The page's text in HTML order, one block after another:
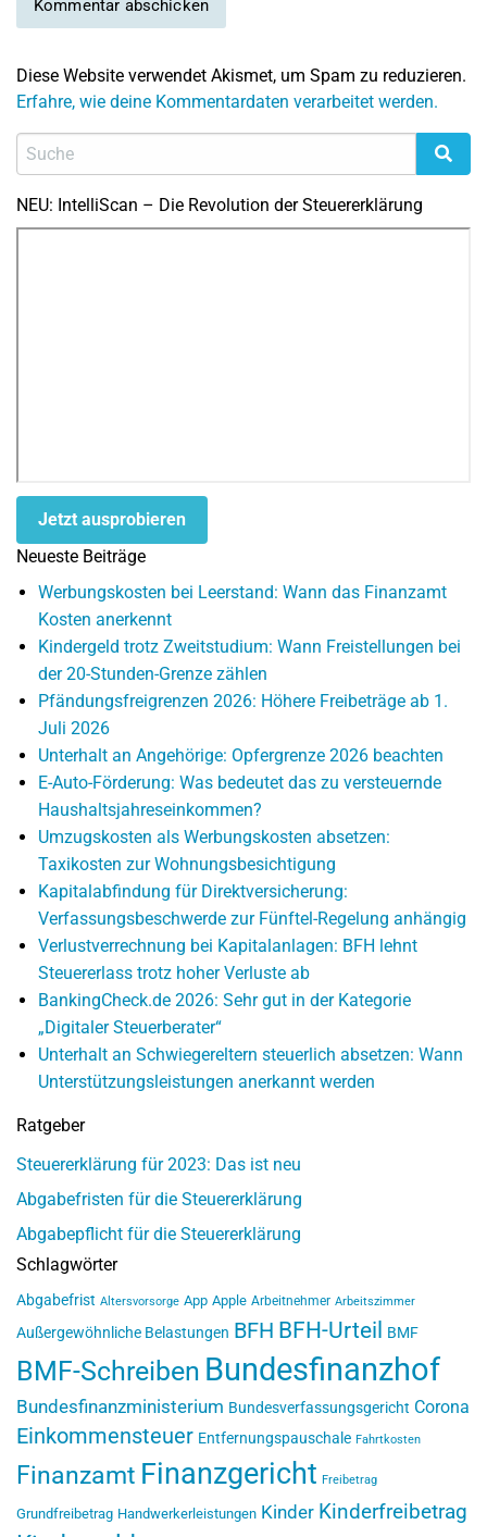
Diese Website verwendet Akismet, um Spam zu reduzieren.
Erfahre, wie deine Kommentardaten verarbeitet werden.
NEU: IntelliScan – Die Revolution der Steuererklärung
Jetzt ausprobieren
Neueste Beiträge
Werbungskosten bei Leerstand: Wann das Finanzamt
Kosten anerkennt
Kindergeld trotz Zweitstudium: Wann Freistellungen bei
der 20-Stunden-Grenze zählen
Pfändungsfreigrenzen 2026: Höhere Freibeträge ab 1.
Juli 2026
Unterhalt an Angehörige: Opfergrenze 2026 beachten
E-Auto-Förderung: Was bedeutet das zu versteuernde
Haushaltsjahreseinkommen?
Umzugskosten als Werbungskosten absetzen:
Taxikosten zur Wohnungsbesichtigung
Kapitalabfindung für Direktversicherung:
Verfassungsbeschwerde zur Fünftel-Regelung anhängig
Verlustverrechnung bei Kapitalanlagen: BFH lehnt
Steuererlass trotz hoher Verluste ab
BankingCheck.de 2026: Sehr gut in der Kategorie
„Digitaler Steuerberater“
Unterhalt an Schwiegereltern steuerlich absetzen: Wann
Unterstützungsleistungen anerkannt werden
Ratgeber
Steuererklärung für 2023: Das ist neu
Abgabefristen für die Steuererklärung
Abgabepflicht für die Steuererklärung
Schlagwörter
Abgabefrist Altersvorsorge App Apple Arbeitnehmer Arbeitszimmer
Außergewöhnliche Belastungen BFH BFH-Urteil BMF
BMF-Schreiben Bundesfinanzhof
Bundesfinanzministerium Bundesverfassungsgericht Corona
Einkommensteuer Entfernungspauschale Fahrtkosten
Finanzamt Finanzgericht Freibetrag
Grundfreibetrag Handwerkerleistungen Kinder Kinderfreibetrag